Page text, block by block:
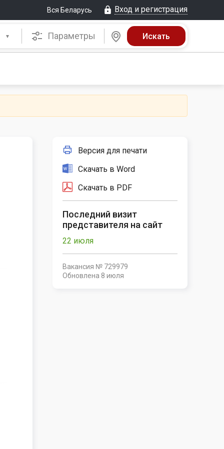
Вся Беларусь Вход и регистрация
Параметры
Версия для печати
Скачать в Word
Скачать в PDF
Последний визит
представителя на сайт
22 июля
Вакансия № 729979
Обновлена 8 июля